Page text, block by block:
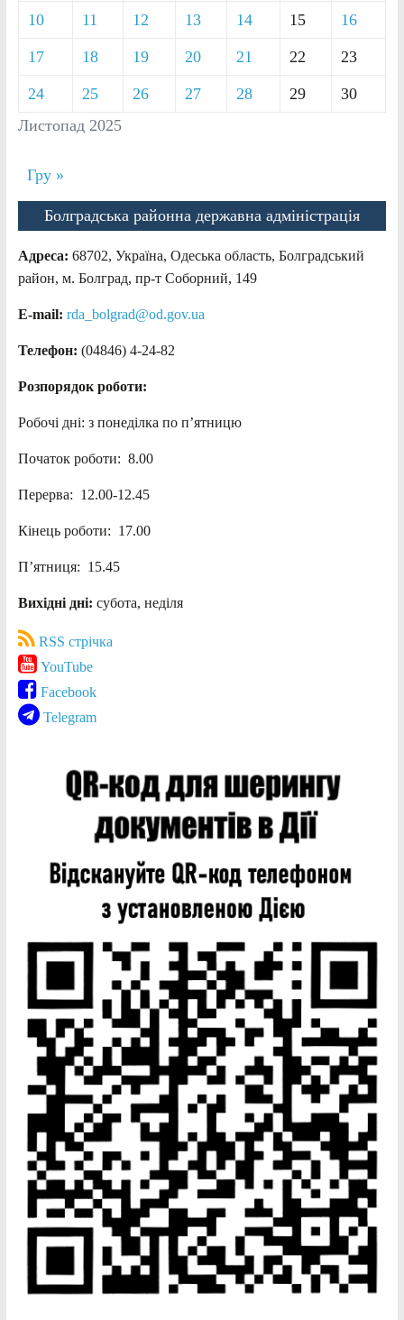
Листопад 2025
10 11 12 13 14 15 16
17 18 19 20 21 22 23
24 25 26 27 28 29 30
Гру »
Болградська районна державна адміністрація
Адреса: 68702, Україна, Одеська область, Болградський
район, м. Болград, пр-т Соборний, 149
E-mail: rda_bolgrad@od.gov.ua
Телефон: (04846) 4-24-82
Розпорядок роботи:
Робочі дні: з понеділка по п’ятницю
Початок роботи: 8.00
Перерва: 12.00-12.45
Кінець роботи: 17.00
П’ятниця: 15.45
Вихідні дні: субота, неділя
RSS стрічка
YouTube
Facebook
Telegram